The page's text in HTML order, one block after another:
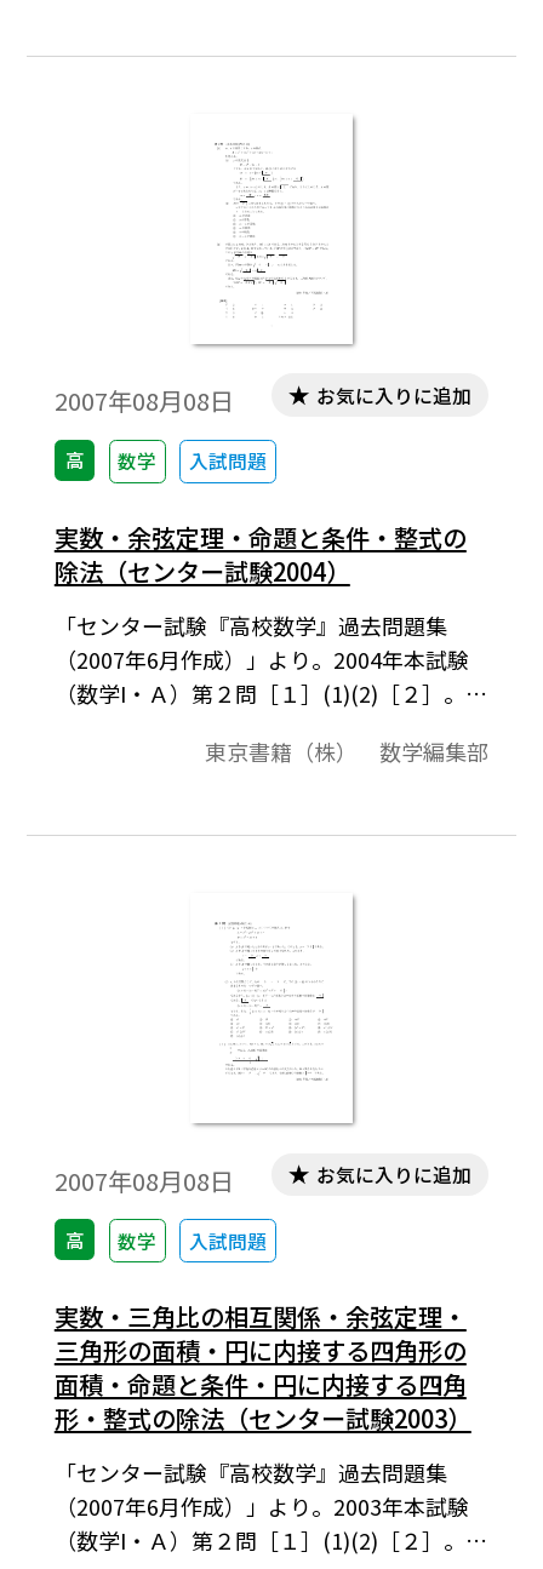
2013年度用）の教科書の目次に準拠して，
の小問を分類したものです。この問題は，そ
のなかの１小問です。データは問題と解答を
記載。データは問題と解答を記載。授業の
後，まとめとしての演習問題などでご利用
2007年08月08日
高 数学 入試問題
お気に入りに追加
実数・余弦定理・命題と条件・整式の
除法（センター試験2004）
「センター試験『高校数学』過去問題集
（2007年6月作成）」より。2004年本試験
（数学I・Ａ）第２問［１］(1)(2)［２］。こ
2012年度用）「数学A」（2008－2013年度
科書の目次に準拠して，2000年から2007年
ものです。この問題は，そのなかの１小問で
す。データは問題と解答を記載。授業の後，
まとめとしての演習問題などでご利用いた
東京書籍（株） 数学編集部
2007年08月08日
高 数学 入試問題
お気に入りに追加
実数・三角比の相互関係・余弦定理・
三角形の面積・円に内接する四角形の
面積・命題と条件・円に内接する四角
形・整式の除法（センター試験2003）
「センター試験『高校数学』過去問題集
（2007年6月作成）」より。2003年本試験
（数学I・Ａ）第２問［１］(1)(2)［２］。こ